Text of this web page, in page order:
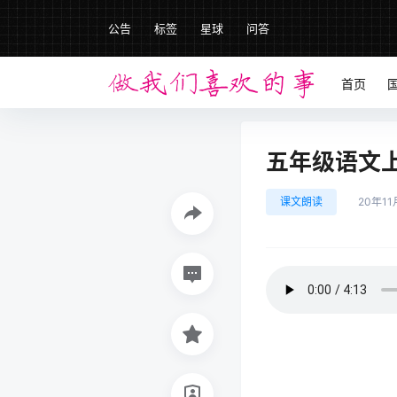
公告 标签 星球 问答
首页
五年级语文
课文朗读 20年11